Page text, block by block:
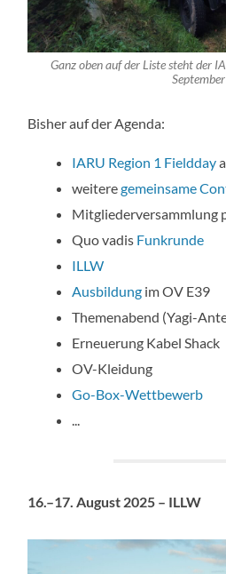
Ganz oben auf der Liste steht der
September
Bisher auf der Agenda:
IARU Region 1 Fieldday
weiteregemeinsame
Mitgliederversammlung
Quo vadis Funkrunde
ILLW
Ausbildung im OV E39
Themenabend (Yagi-
Erneuerung Kabel Shack
OV-Kleidung
Go-Box-Wettbewerb
...
16.–17. August 2025 – ILLW